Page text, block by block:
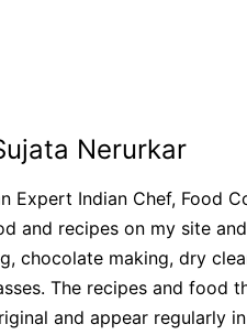
Nerurkar
Expert Indian Chef, Food
and recipes on my site
chocolate making, dry
The recipes and food
and appear regularly